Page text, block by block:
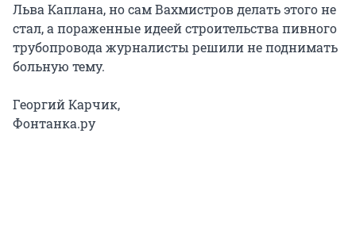
Льва Каплана, но сам Вахмистров делать этого не
стал, а пораженные идеей строительства пивного
трубопровода журналисты решили не поднимать
больную тему.
Георгий Карчик,
Фонтанка.ру